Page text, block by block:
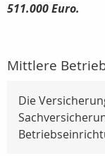
511.000 Euro.
Mittlere
Die